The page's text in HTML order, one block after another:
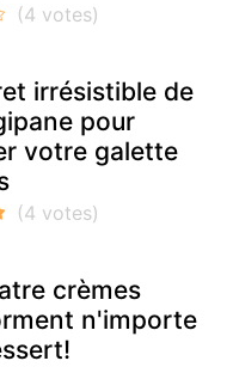
irrésistible de
pour
votre galette
crèmes
n'importe